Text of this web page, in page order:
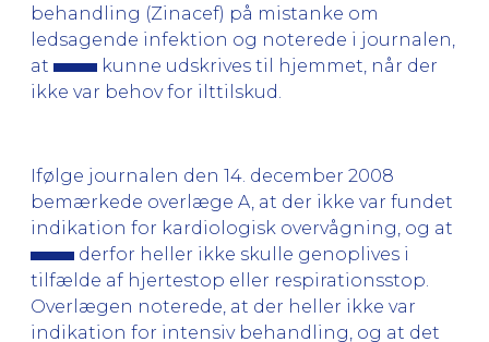
behandling (Zinacef) på mistanke om
ledsagende infektion og noterede i journalen,
at
kunne udskrives til hjemmet, når der
ikke var behov for ilttilskud.
Ifølge journalen den 14. december 2008
bemærkede overlæge A, at der ikke var fundet
indikation for kardiologisk overvågning, og at
derfor heller ikke skulle genoplives i
tilfælde af hjertestop eller respirationsstop.
Overlægen noterede, at der heller ikke var
indikation for intensiv behandling, og at det